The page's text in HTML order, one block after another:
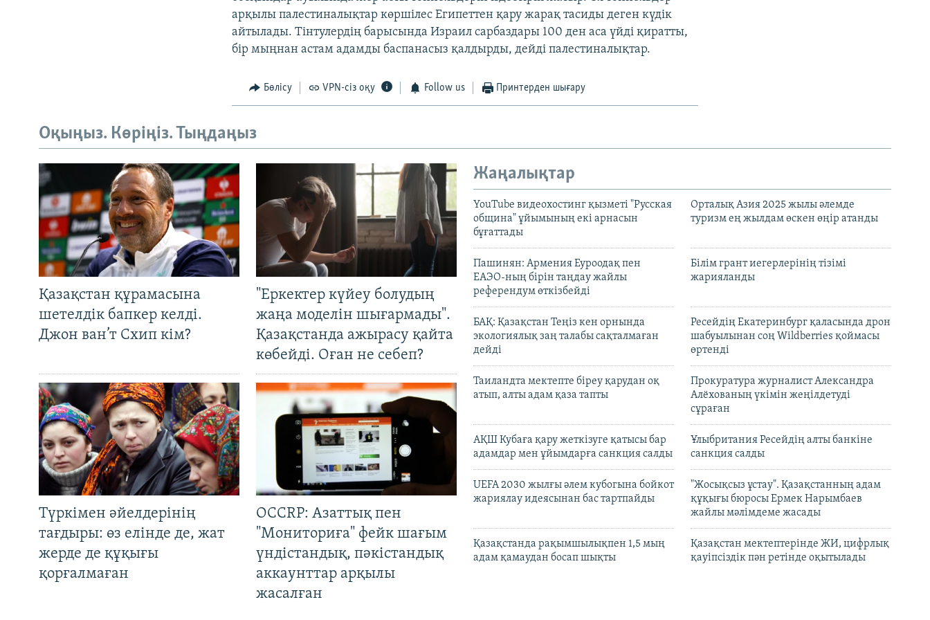
арқылы палестиналықтар көршілес Египеттен қару жарақ тасиды деген күдік
айтылады. Тінтулердің барысында Израил сарбаздары 100 ден аса үйді қиратты,
бір мыңнан астам адамды баспанасыз қалдырды, дейді палестиналықтар.
Бөлісу VPN-сіз оқу Follow us Принтерден шығару
Оқыңыз. Көріңіз. Тыңдаңыз
Қазақстан құрамасына
шетелдік бапкер келді.
Джон ван’т Схип кім?
"Еркектер күйеу болудың
жаңа моделін шығармады".
Қазақстанда ажырасу қайта
көбейді. Оған не себеп?
Түркімен әйелдерінің
тағдыры: өз елінде де, жат
жерде де құқығы
қорғалмаған
OCCRP: Азаттық пен
"Мониториға" фейк шағым
үндістандық, пәкістандық
аккаунттар арқылы
жасалған
Жаңалықтар
YouTube видеохостинг қызметі "Русская
община" ұйымының екі арнасын
бұғаттады
Орталық Азия 2025 жылы әлемде
туризм ең жылдам өскен өңір атанды
Пашинян: Армения Еуроодақ пен
ЕАЭО-ның бірін таңдау жайлы
референдум өткізбейді
Білім грант иегерлерінің тізімі
жарияланды
БАҚ: Қазақстан Теңіз кен орнында
экологиялық заң талабы сақталмаған
дейді
Ресейдің Екатеринбург қаласында дрон
шабуылынан соң Wildberries қоймасы
өртенді
Таиландта мектепте біреу қарудан оқ
атып, алты адам қаза тапты
Прокуратура журналист Александра
Алёхованың үкімін жеңілдетуді
сұраған
АҚШ Кубаға қару жеткізуге қатысы бар
адамдар мен ұйымдарға санкция салды
Ұлыбритания Ресейдің алты банкіне
санкция салды
UEFA 2030 жылғы әлем кубогына бойкот
жариялау идеясынан бас тартпайды
"Жосықсыз ұстау". Қазақстанның адам
құқығы бюросы Ермек Нарымбаев
жайлы мәлімдеме жасады
Қазақстанда рақымшылықпен 1,5 мың
адам қамаудан босап шықты
Қазақстан мектептерінде ЖИ, цифрлық
қауіпсіздік пән ретінде оқытылады